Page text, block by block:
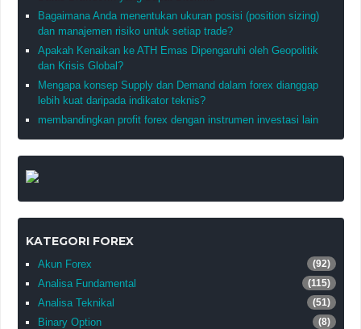
Bagaimana Anda menentukan ukuran posisi (position sizing)
dan manajemen risiko untuk setiap trade?
Apakah Kenaikan ke ATH Emas Dipengaruhi oleh Geopolitik
dan Krisis Global?
Mengapa konsep Supply dan Demand dalam forex dianggap
lebih kuat daripada indikator teknis?
membandingkan profit forex dengan instrumen investasi lain
KATEGORI FOREX
Akun Forex (92)
Analisa Fundamental (115)
Analisa Teknikal (51)
Binary Option (8)